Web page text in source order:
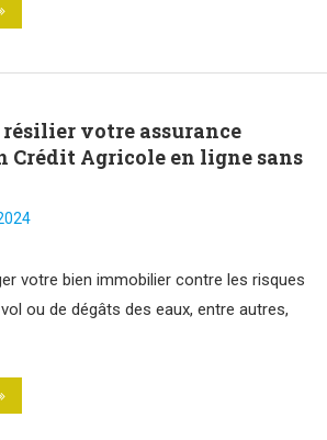
votre assurance
Crédit Agricole en ligne sans
votre bien immobilier contre les risques
vol ou de dégâts des eaux, entre autres,